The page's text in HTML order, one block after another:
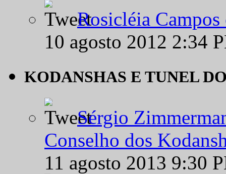
Rosicléia
10 agosto 2012 2:34
KODANSHAS E TUNEL
Sérgio
Conselho dos
11 agosto 2013 9:30